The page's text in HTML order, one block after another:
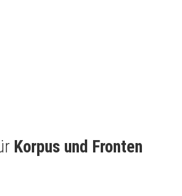
Korpus und Fronten